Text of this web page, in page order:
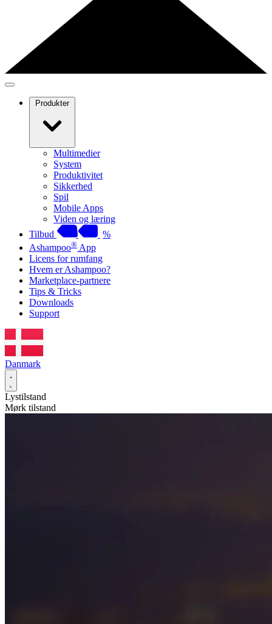
Produkter
Multimedier
System
Produktivitet
Sikkerhed
Spil
Mobile Apps
Viden og læring
Tilbud
%
Ashampoo® App
Licens for rumfang
Hvem er Ashampoo?
Marketplace-partnere
Tips & Tricks
Downloads
Support
Danmark
Lystilstand
Mørk tilstand